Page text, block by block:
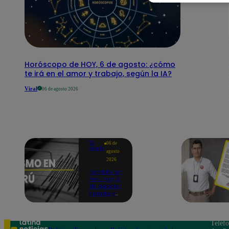
Horóscopo de HOY, 6 de agosto: ¿cómo
te irá en el amor y trabajo, según la IA?
Viral 06 de agosto 2026
Te
ayudo
06 de
agosto
2026
Temblor en
Perú hoy, 6
de agosto:
horario y
según IGP